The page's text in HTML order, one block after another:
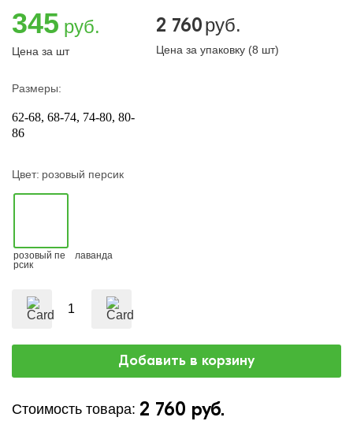
345 руб.
Цена за шт
2 760руб.
Цена за упаковку (8 шт)
Размеры:
62-68 68-74 74-80 80-
86
Цвет: розовый персик
розовый пе
рсик
лаванда
Стоимость товара: 2 760 руб.